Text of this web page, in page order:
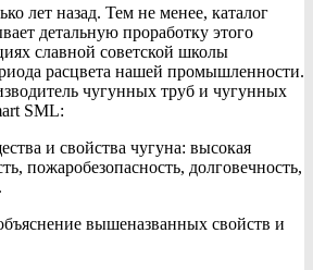
лет назад. Тем не менее, каталог
детальную проработку этого
славной советской школы
расцвета нашей промышленности.
чугунных труб и чугунных
SML:
и свойства чугуна: высокая
пожаробезопасность, долговечность,
вышеназванных свойств и